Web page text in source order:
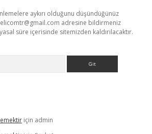
aykırı olduğunu düşündüğünüz
adresine bildirmeniz
süre içerisinde sitemizden kaldırılacaktır.
için admin